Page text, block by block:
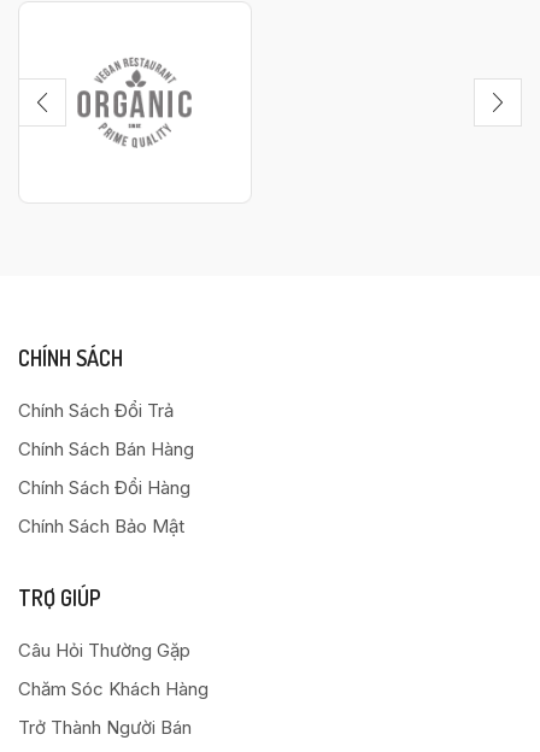
CHÍNH SÁCH
Chính Sách Đổi Trả
Chính Sách Bán Hàng
Chính Sách Đổi Hàng
Chính Sách Bảo Mật
TRỢ GIÚP
Câu Hỏi Thường Gặp
Chăm Sóc Khách Hàng
Trở Thành Người Bán